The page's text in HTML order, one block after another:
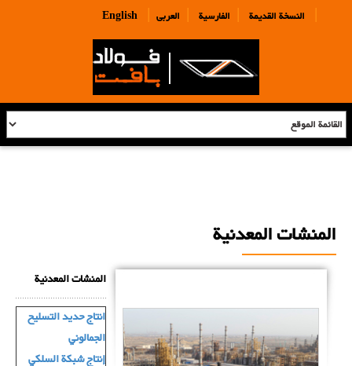
English| النسخة القديمة | الفارسية | العربی |
المنشات المعدنیة
المنشات المعدنیة
انتاج حديد التسليح
الجمالوني
إنتاج شبكة السلكي